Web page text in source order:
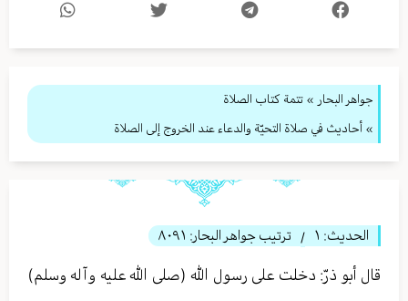
جواهر البحار » تتمة كتاب الصلاة
» أحاديث في صلاة التحيّة والدعاء عند الخروج إلى الصلاة
الحديث: ١ / ترتيب جواهر البحار: ٨٠٩١
قال أبو ذرّ: دخلت على رسول الله (صلى الله عليه وآله وسلم)